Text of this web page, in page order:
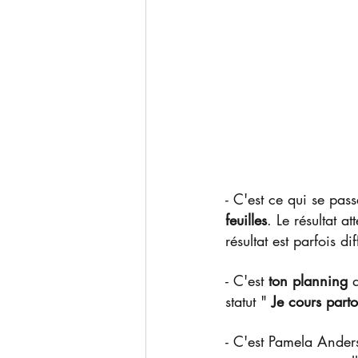
- C'est ce qui se
feuilles. Le résultat
résultat est parfois
- C'est ton planning
statut " Je cours
- C'est Pamela